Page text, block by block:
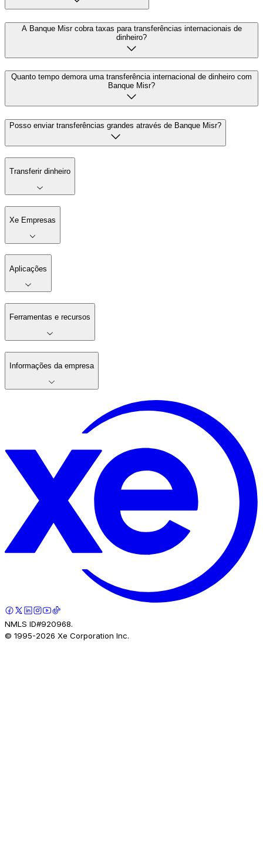
A Banque Misr cobra taxas para transferências internacionais de
dinheiro?
Quanto tempo demora uma transferência internacional de dinheiro com
Banque Misr?
Posso enviar transferências grandes através de Banque Misr?
Transferir dinheiro
Xe Empresas
Aplicações
Ferramentas e recursos
Informações da empresa
NMLS ID#920968.
© 1995-2026 Xe Corporation Inc.